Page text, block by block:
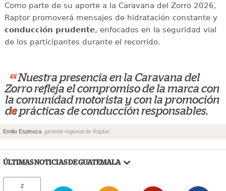
Como parte de su aporte a la Caravana del Zorro 2026,
Raptor promoverá mensajes de hidratación constante y
conducción prudente, enfocados en la seguridad vial
de los participantes durante el recorrido.
“ Nuestra presencia en la Caravana del
Zorro refleja el compromiso de la marca con
la comunidad motorista y con la promoción
de prácticas de conducción responsables.
”
Emilio Espinoza , gerente regional de Raptor.
ÚLTIMAS NOTICIAS DE GUATEMALA
2